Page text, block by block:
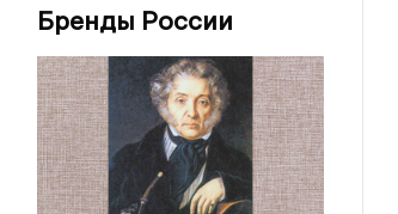
Бренды России